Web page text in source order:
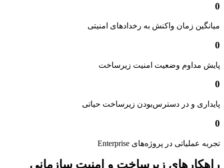
0
میانگین زمان واکنش به رخدادهای امنیتی
0
پایش مداوم وضعیت امنیت زیرساخت
0
پایداری و در دسترس‌بودن زیرساخت حیاتی
0
تجربه عملیاتی در پروژه‌های Enterprise
راهکارهای زیرساخت و امنیت سازمانی